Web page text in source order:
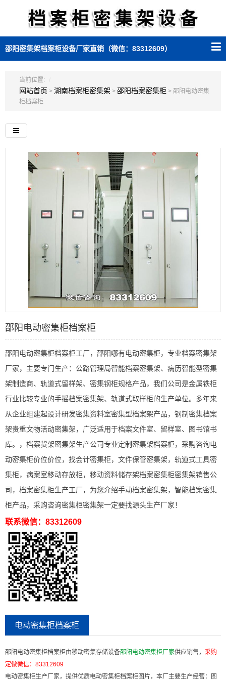
邵阳密集架档案柜设备厂家直销（微信：83312609）
当前位置:
网站首页 > 湖南档案柜密集架 > 邵阳档案密集柜 > 邵阳电动密集
柜档案柜
邵阳电动密集柜档案柜
邵阳电动密集柜档案柜工厂，邵阳哪有电动密集柜，专业档案密集架
厂家，主要专门生产：公路管理局智能档案密集架、病历智能型密集
架制造商、轨道式留样架、密集钢柜规格产品，我们公司是金属铁柜
行业比较专业的手摇档案密集架、轨道式取样柜的生产单位。多年来
从企业组建起设计研发密集资料室密集型档案架产品，钢制密集档案
架贵重文物活动密集架，广泛适用于档案文件室、留样室、图书馆书
库。，档案货架密集架生产公司专业定制密集架档案柜，采购咨询电
动密集柜价位价位，找会计密集柜，文件保管密集架，轨道式工具密
集柜，病案室移动存放柜，移动资料储存架档案密集柜密集架销售公
司，档案密集柜生产工厂，为您介绍手动档案密集架，智能档案密集
柜产品，采购咨询密集柜密集架一定要找源头生产厂家！
联系微信：83312609
电动密集柜档案柜
邵阳电动密集柜档案柜由移动密集存储设备邵阳电动密集柜厂家供应销售， 采购
定做微信： 83312609
电动密集柜生产厂家，提供优质电动密集柜档案柜图片，本厂主要生产经营：图